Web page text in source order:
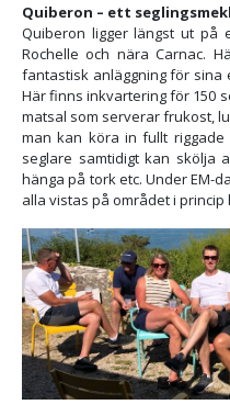
Quiberon – ett
Quiberon ligger längst ut på
Rochelle och nära Carnac.
fantastisk anläggning för sina
Här finns inkvartering för 150
matsal som serverar frukost,
man kan köra in fullt riggade
seglare samtidigt kan skölja
hänga på tork etc. Under EM-
alla vistas på området i princip